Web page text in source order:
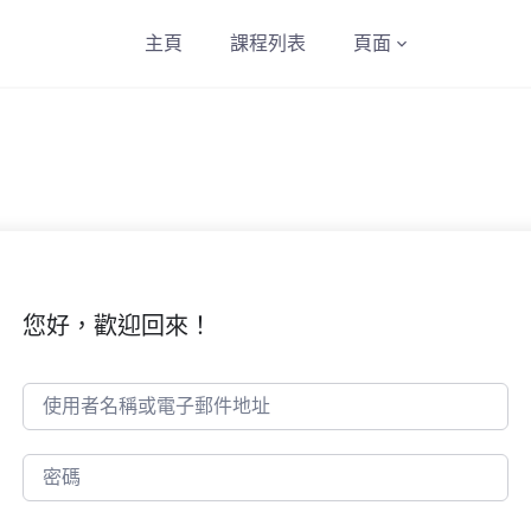
主頁 課程列表 頁面
您好，歡迎回來！